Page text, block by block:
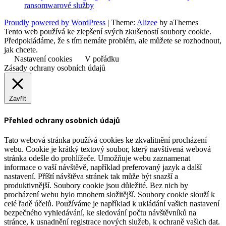
ransomwarové služby
Proudly powered by WordPress
Theme: Alizee by aThemes
Tento web používá ke zlepšení svých zkušeností soubory cookie.
Předpokládáme, že s tím nemáte problém, ale můžete se rozhodnout,
jak chcete.
Nastavení cookies
V pořádku
Zásady ochrany osobních údajů
Zavřít
Přehled ochrany osobních údajů
Tato webová stránka používá cookies ke zkvalitnění procházení
webu. Cookie je krátký textový soubor, který navštívená webová
stránka odešle do prohlížeče. Umožňuje webu zaznamenat
informace o vaší návštěvě, například preferovaný jazyk a další
nastavení. Příští návštěva stránek tak může být snazší a
produktivnější. Soubory cookie jsou důležité. Bez nich by
procházení webu bylo mnohem složitější. Soubory cookie slouží k
celé řadě účelů. Používáme je například k ukládání vašich nastavení
bezpečného vyhledávání, ke sledování počtu návštěvníků na
stránce, k usnadnění registrace nových služeb, k ochraně vašich dat.